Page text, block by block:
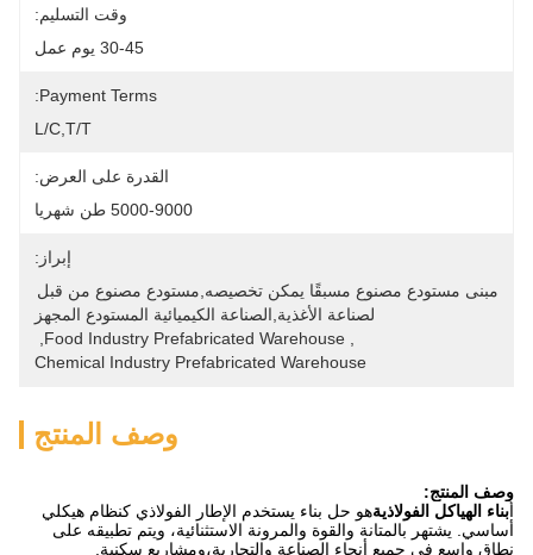
وقت التسليم:
30-45 يوم عمل
Payment Terms:
L/C,T/T
القدرة على العرض:
5000-9000 طن شهريا
إبراز:
لصناعة الأغذية,الصناعة الكيميائية المستودع المجهز
Food Industry Prefabricated Warehouse
Chemical Industry Prefabricated Warehouse
وصف المنتج
وصف المنتج:
أبناء الهياكل الفولاذيةهو حل بناء يستخدم الإطار الفولاذي كنظام هيكلي
أساسي. يشتهر بالمتانة والقوة والمرونة الاستثنائية، ويتم تطبيقه على
نطاق واسع في جميع أنحاء الصناعة والتجارية،ومشاريع سكنية.